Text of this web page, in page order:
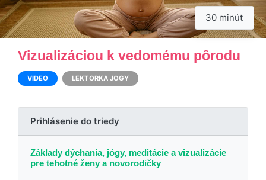
30 minút
Vizualizáciou k vedomému pôrodu
VIDEO LEKTORKA JOGY
Prihlásenie do triedy
Základy dýchania, jógy, meditácie a vizualizácie
pre tehotné ženy a novorodičky